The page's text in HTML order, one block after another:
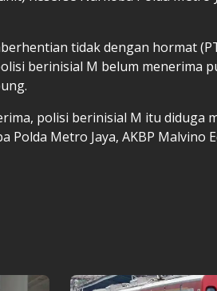
tidak dengan hormat
berinisial M belum menerima
polisi berinisial M itu diduga
Metro Jaya, AKBP Malvino